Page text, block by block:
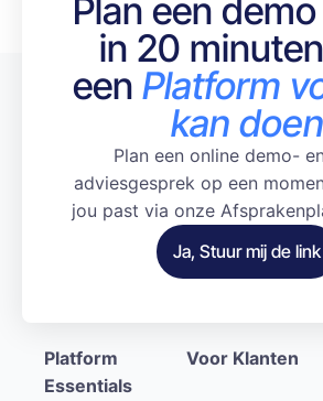
Plan een
in 20
een Platform
kan doen
Plan een online demo- en
adviesgesprek op een
jou past via onze
Ja, Stuur mij de link
Platform
Essentials
Voor Klanten